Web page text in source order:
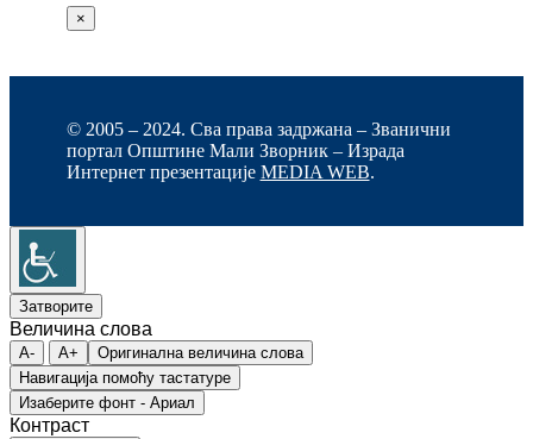
×
© 2005 – 2024. Сва права задржана – Званични
портал Општине Мали Зворник – Израда
Интернет презентације MEDIA WEB.
Затворите
Величина слова
A- A+
Оригинална величина слова
Навигација помоћу тастатуре
Изаберите фонт - Ариал
Контраст